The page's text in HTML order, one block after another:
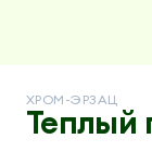
ХРОМ-ЭРЗАЦ
Теплый